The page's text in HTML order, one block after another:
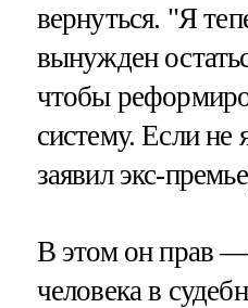
вернуться. "Я
вынужден
чтобы
систему. Если
заявил экс-
В этом он прав
человека в